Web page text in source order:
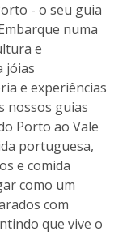
- o seu guia
numa
e
jóias
e experiências
nossos guias
Porto ao Vale
portuguesa,
e comida
como um
com
que vive o